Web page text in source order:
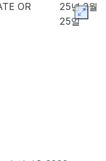
OR
25년 2월
25일